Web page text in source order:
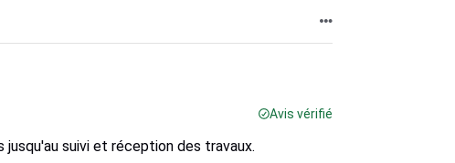
Avis vérifié
jusqu'au suivi et réception des travaux.